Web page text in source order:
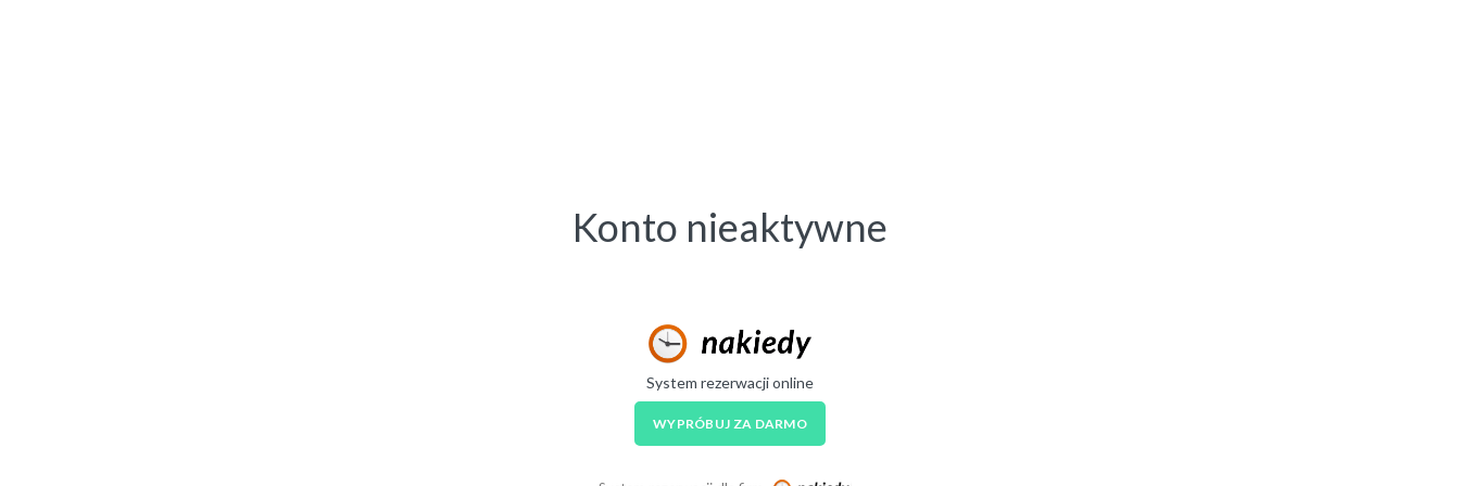
Konto nieaktywne
System rezerwacji online
WYPRÓBUJ ZA DARMO